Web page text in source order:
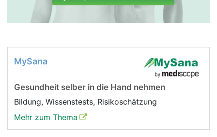
MySana
Gesundheit selber in die Hand nehmen
Bildung, Wissenstests, Risikoschätzung
Mehr zum Thema